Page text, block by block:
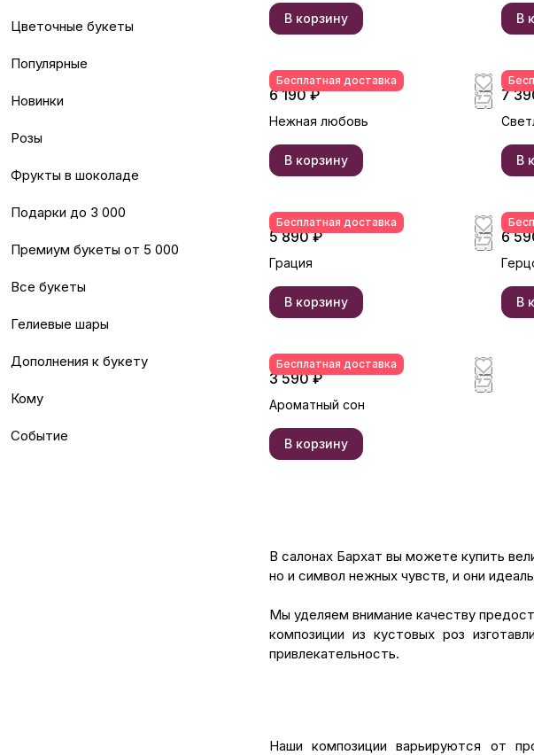
В корзину В
Бесплатная доставка
6 190 ₽
Нежная любовь
В корзину
7
В
Бесплатная доставка
5 890 ₽
Грация
В корзину
6
В
Бесплатная доставка
3 590 ₽
Ароматный сон
В корзину
В салонах Бархат вы можете купить
но и символ нежных чувств, и они
Мы уделяем внимание качеству
композиции из кустовых роз
привлекательность.
Наши композиции варьируются от
Цветочные букеты
Популярные
Новинки
Розы
Фрукты в шоколаде
Подарки до 3 000
Премиум букеты от 5 000
Все букеты
Гелиевые шары
Дополнения к букету
Кому
Событие